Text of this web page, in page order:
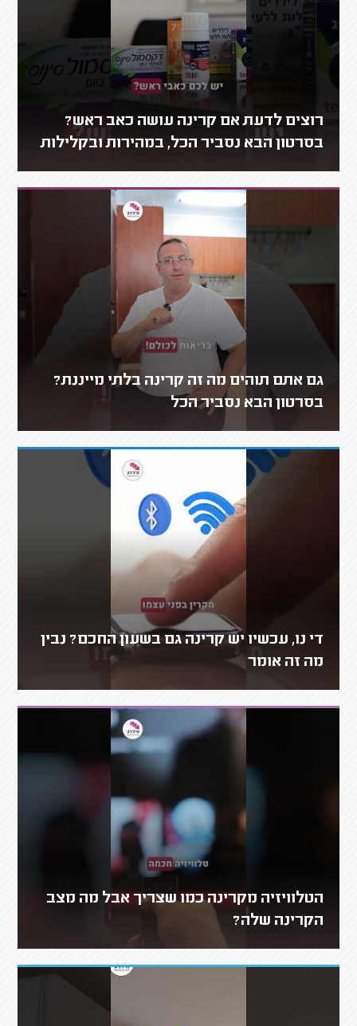
רוצים לדעת אם קרינה עושה כאב ראש?
בסרטון הבא נסביר הכל, במהירות ובקלילות
גם אתם תוהים מה זה קרינה בלתי מייננת?
בסרטון הבא נסביר הכל
די נו, עכשיו יש קרינה גם בשעון החכם? נבין
מה זה אומר
הטלוויזיה מקרינה כמו שצריך אבל מה מצב
הקרינה שלה?